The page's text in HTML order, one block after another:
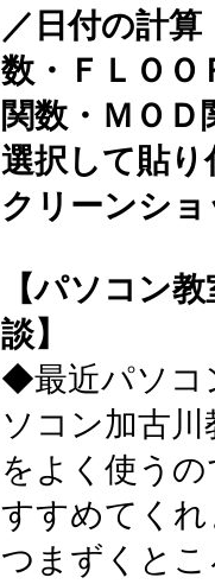
／日付の計
数・ＦＬＯＯ
関数・ＭＯ
選択して貼
クリーンシ
【パソコン
談】
◆最近パソコ
ソコン加古
をよく使う
すすめてく
つまずくと